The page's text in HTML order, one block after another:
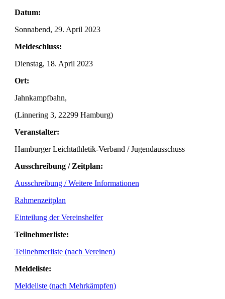
Datum:
Sonnabend, 29. April 2023
Meldeschluss:
Dienstag, 18. April 2023
Ort:
Jahnkampfbahn,
(Linnering 3, 22299 Hamburg)
Veranstalter:
Hamburger Leichtathletik-Verband / Jugendausschuss
Ausschreibung / Zeitplan:
Ausschreibung / Weitere Informationen
Rahmenzeitplan
Einteilung der Vereinshelfer
Teilnehmerliste:
Teilnehmerliste (nach Vereinen)
Meldeliste:
Meldeliste (nach Mehrkämpfen)